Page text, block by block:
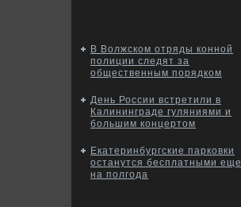
В Волжском отряды конной
полиции следят за
общественным порядком
День России встретили в
Калининграде гуляниями и
большим концертом
Екатеринбургские парковки
останутся бесплатными еще
на полгода